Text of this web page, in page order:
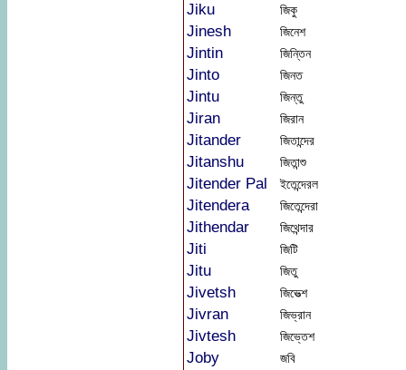
Jiku জিকু
Jinesh জিনেশ
Jintin জিন্তিন
Jinto জিনত
Jintu জিন্তু
Jiran জিরান
Jitander জিতান্দের
Jitanshu জিতান্শু
Jitender Pal ইতেন্দেরল
Jitendera জিতেন্দেরা
Jithendar জিথেন্দার
Jiti জিটি
Jitu জিতু
Jivetsh জিভেত্শ
Jivran জিভ্রান
Jivtesh জিভ্তেশ
Joby জবি